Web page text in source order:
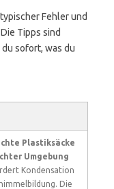
Fehler und
Tipps sind
sofort, was du
Plastiksäcke
Umgebung
Kondensation
Die